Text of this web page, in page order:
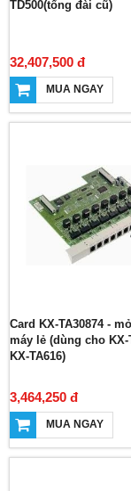
TD500(tổng đài cũ)
32,407,500 đ
MUA NGAY
Card KX-TA30874 -
máy lẻ (dùng cho KX-
KX-TA616)
3,464,250 đ
MUA NGAY